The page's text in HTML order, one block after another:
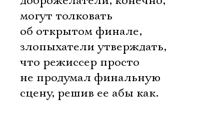
могут толковать
об открытом финале,
злопыхатели утверждать,
что режиссер просто
не продумал финальную
сцену, решив ее абы как.